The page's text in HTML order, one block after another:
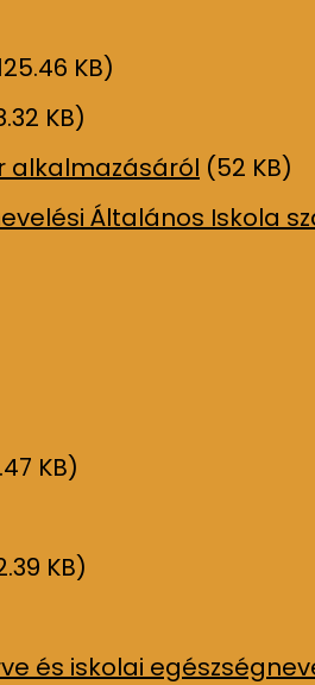
KB)
KB)
alkalmazásáról (52 KB)
Általános Iskola
KB)
KB)
és iskolai